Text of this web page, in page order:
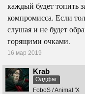
каждый будет топить
компромисса. Если
слушая и не будет
горящими очками.
16 мар 2019
Krab
Олдфаг
FoboS / Animal 'X